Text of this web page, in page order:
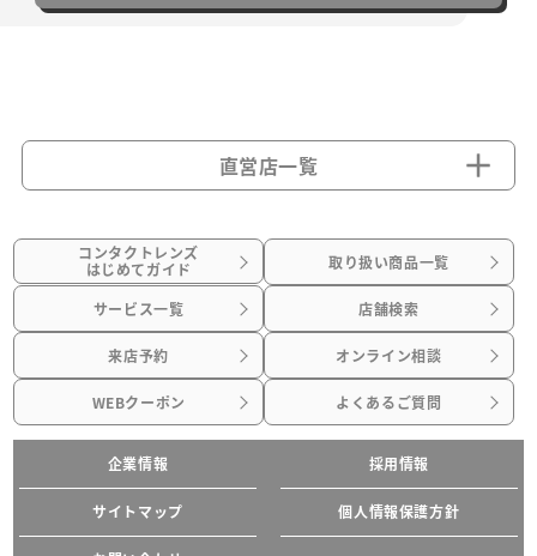
直営店一覧
コンタクトレンズ
はじめてガイド 取り扱い商品一覧
サービス一覧 店舗検索
来店予約 オンライン相談
WEBクーポン よくあるご質問
企業情報 採用情報
サイトマップ 個人情報保護方針